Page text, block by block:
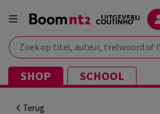
Zoek op titel, auteur, trefwoord of ISBN
SHOP SCHOOL
Terug